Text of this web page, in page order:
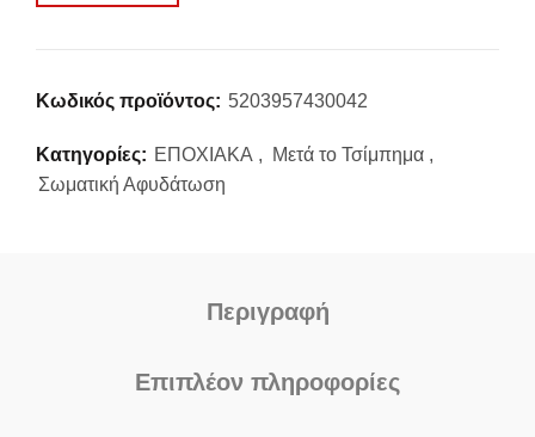
Κωδικός προϊόντος: 5203957430042
Κατηγορίες: ΕΠΟΧΙΑΚΑ , Μετά το Τσίμπημα ,
Σωματική Αφυδάτωση
Περιγραφή
Επιπλέον πληροφορίες